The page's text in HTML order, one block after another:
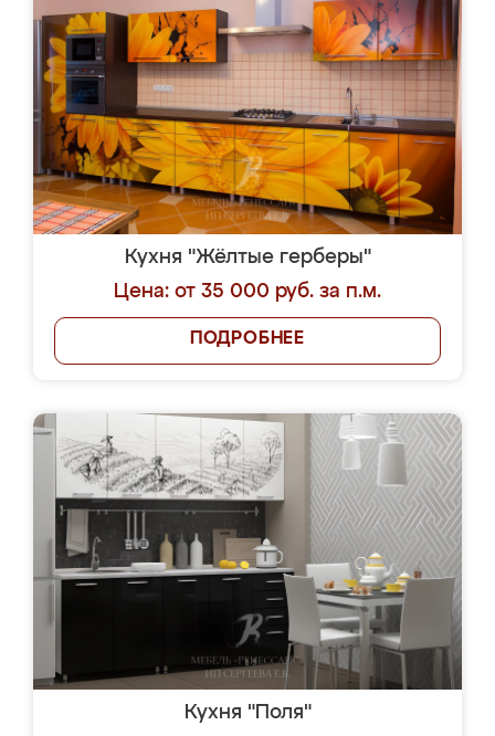
Кухня "Жёлтые герберы"
Цена: от 35 000 руб. за п.м.
ПОДРОБНЕЕ
Кухня "Поля"